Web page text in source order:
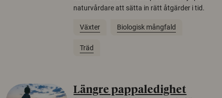
naturvårdare att sätta in rätt åtgärder i tid.
Växter Biologisk mångfald
Träd
Längre pappaledighet